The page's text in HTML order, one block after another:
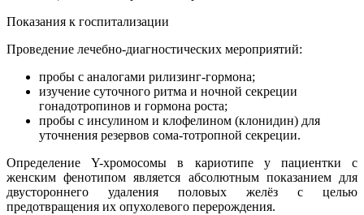
Показания к госпитализации
Проведение лечебно-диагностических мероприятий:
пробы с аналогами рилизинг-гормона;
изучение суточного ритма и ночной секреции
гонадотропинов и гормона роста;
пробы с инсулином и клофелином (клонидин) для
уточнения резервов сома-тотропной секреции.
Определение Y-хромосомы в кариотипе у пациентки с
женским фенотипом является абсолютным показанием для
двустороннего удаления половых желёз с целью
предотвращения их опухолевого перерождения.